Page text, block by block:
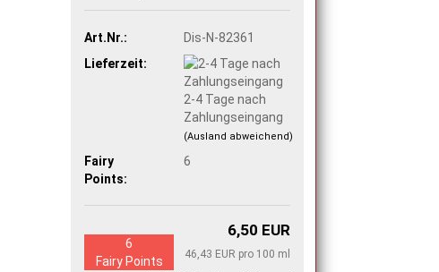
Art.Nr.:
Dis-N-82361
Lieferzeit:
2-4 Tage nach
Zahlungseingang
(Ausland abweichend)
Fairy
Points:
6
6,50 EUR
46,43 EUR pro 100 ml
6
Fairy Points